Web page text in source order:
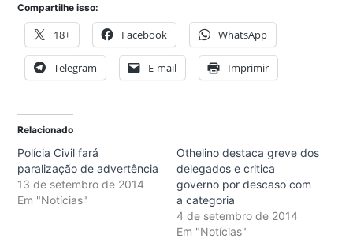
Compartilhe isso:
18+ Facebook WhatsApp
Telegram E-mail Imprimir
Relacionado
Polícia Civil fará
paralização de advertência
13 de setembro de 2014
Em "Notícias"
Othelino destaca greve dos
delegados e critica
governo por descaso com
a categoria
4 de setembro de 2014
Em "Notícias"